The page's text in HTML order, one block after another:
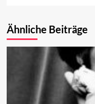
Ähnliche Beiträge